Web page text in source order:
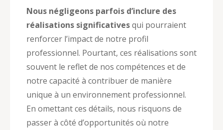
Nous négligeons parfois d’inclure des
réalisations significativesqui pourraient
renforcer l’impact de notre profil
professionnel. Pourtant, ces réalisations sont
souvent le reflet de nos compétences et de
notre capacité à contribuer de manière
unique à un environnement professionnel.
En omettant ces détails, nous risquons de
passer à côté d’opportunités où notre